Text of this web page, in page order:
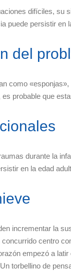
difíciles, su
puede persistir en
del
como
probable que
durante la
en la edad
incrementar la
centro
empezó a
torbellino de